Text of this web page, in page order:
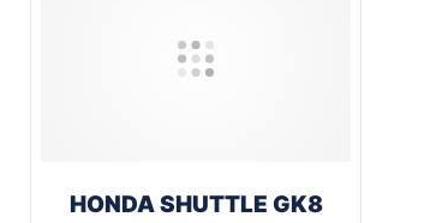
HONDA SHUTTLE GK8